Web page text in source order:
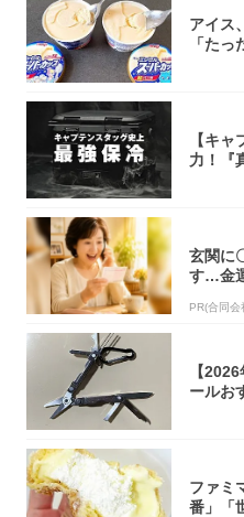
アイス
「た
【キ
力！『
玄関に
す…金
PR(合同
【
ールお
ファミ
番」「